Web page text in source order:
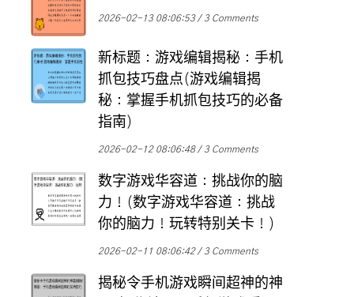
2026-02-13 08:06:53 3 Comments
新标题：游戏编辑揭秘：手机
抓包技巧盘点(游戏编辑揭
秘：掌握手机抓包技巧的必备
指南)
2026-02-12 08:06:48 3 Comments
数字游戏华容道：挑战你的脑
力！(数字游戏华容道：挑战
你的脑力！玩转特别关卡！)
2026-02-11 08:06:42 3 Comments
揭秘令手机游戏瞬间超神的神